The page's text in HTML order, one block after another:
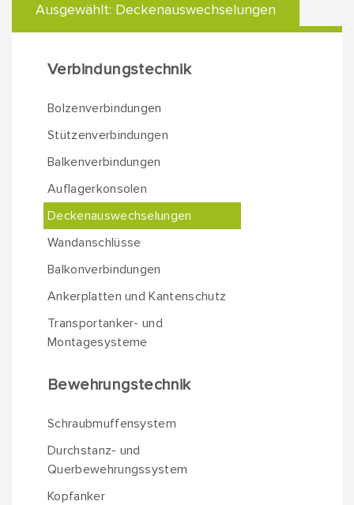
Ausgewählt: Deckenauswechselungen
Verbindungstechnik
Bolzenverbindungen
Stützenverbindungen
Balkenverbindungen
Auflagerkonsolen
Deckenauswechselungen
Wandanschlüsse
Balkonverbindungen
Ankerplatten und Kantenschutz
Transportanker- und
Montagesysteme
Bewehrungstechnik
Schraubmuffensystem
Durchstanz- und
Querbewehrungssystem
Kopfanker